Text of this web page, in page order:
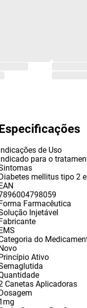
de Uso
para o
mellitus tipo 2
Farmacêutica
Injetável
do
Ativo
Canetas Aplicadoras